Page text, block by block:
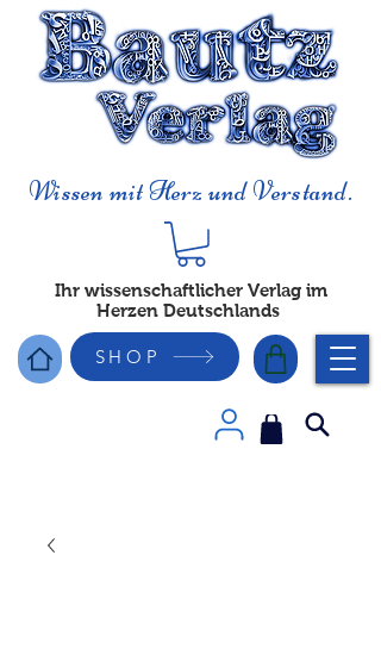
Wissen mit Herz und Verstand.
Ihr wissenschaftlicher Verlag im
Herzen Deutschlands
SHOP